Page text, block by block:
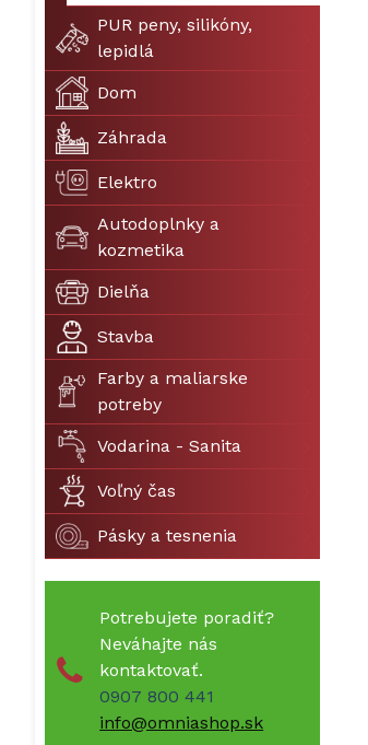
PUR peny, silikóny,
lepidlá
Dom
Záhrada
Elektro
Autodoplnky a
kozmetika
Dielňa
Stavba
Farby a maliarske
potreby
Vodarina - Sanita
Voľný čas
Pásky a tesnenia
Potrebujete poradiť?
Neváhajte nás
kontaktovať.
0907 800 441
info@omniashop.sk